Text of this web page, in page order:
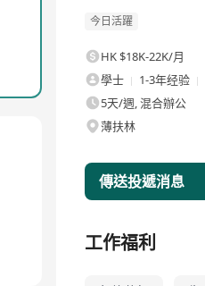
今日活躍
HK $18K-22K/月
學士
1-3年经验
5天/週, 混合辦公
薄扶林
傳送投遞消息
工作福利